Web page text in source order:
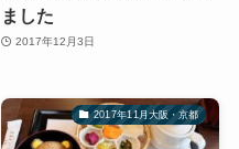
ました
2017年12月3日
2017年11月大阪・京都